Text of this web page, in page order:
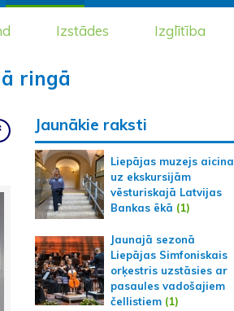
Izstādes Izglītība
ringā
Jaunākie raksti
Liepājas muzejs aicina
uz ekskursijām
vēsturiskajā Latvijas
Bankas ēkā (1)
Jaunajā sezonā
Liepājas Simfoniskais
orķestris uzstāsies ar
pasaules vadošajiem
čellistiem(1)